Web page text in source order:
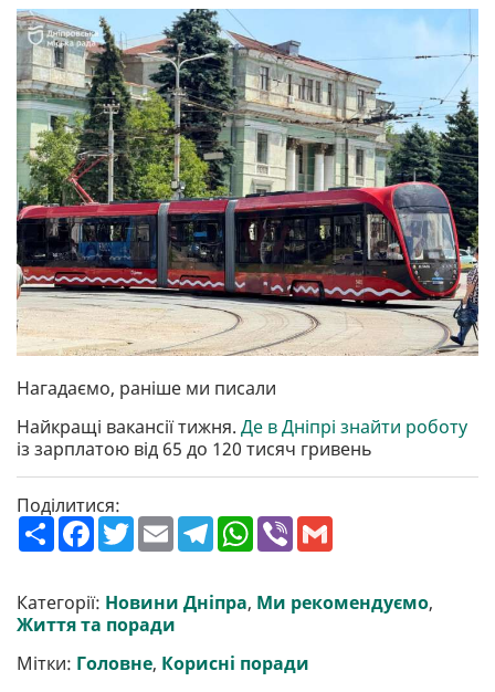
Нагадаємо, раніше ми писали
Найкращі вакансії тижня. Де в Дніпрі знайти роботу
із зарплатою від 65 до 120 тисяч гривень
Поділитися:
П
о
ш
р
и
т
F
a
c
b
o
o
T
w
t
e
r
E
m
a
l
T
e
g
r
W
h
a
s
A
V
b
r l
Категорії: Новини Дніпра, Ми рекомендуємо,
Життя та поради
Мітки: Головне, Корисні поради